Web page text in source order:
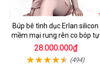
Búp bê tình dục Erlan silicon
mềm mại rung rên co bóp tự
động
28.000.000₫
(494)